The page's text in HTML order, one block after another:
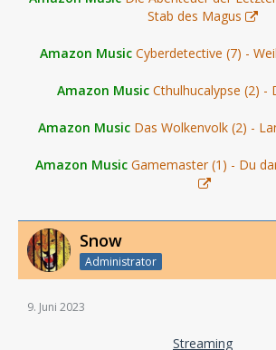
Stab des Magus
Amazon Music Cyberdetective (7) -
Amazon Music Cthulhucalypse (2) -
Amazon Music Das Wolkenvolk (2) -
Amazon Music Gamemaster (1) - Du
Snow
Administrator
9. Juni 2023
Streaming